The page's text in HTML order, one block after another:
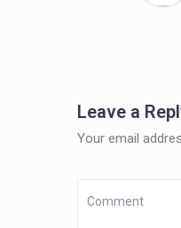
Leave a
Your email